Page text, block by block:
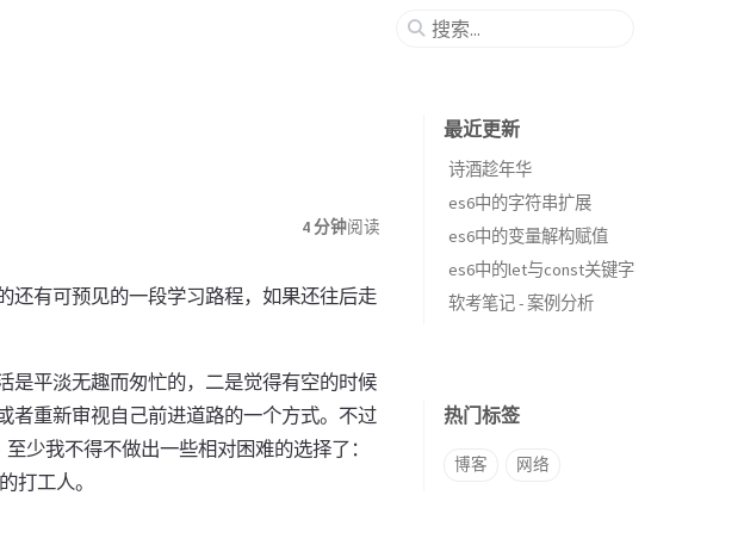
4 分钟阅读
还有可预见的一段学习路程，如果还往后走
是平淡无趣而匆忙的，二是觉得有空的时候
者重新审视自己前进道路的一个方式。不过
少我不得不做出一些相对困难的选择了：
打工人。
最近更新
诗酒趁年华
es6中的字符串扩展
es6中的变量解构赋值
es6中的let与const关键字
软考笔记 - 案例分析
热门标签
博客 网络